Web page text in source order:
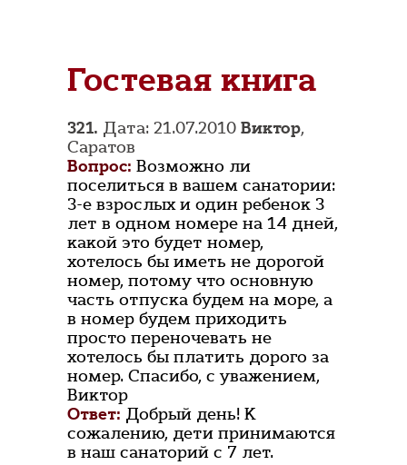
Гостевая книга
321. Дата: 21.07.2010 Виктор,
Саратов
Вопрос: Возможно ли
поселиться в вашем санатории:
3-е взрослых и один ребенок 3
лет в одном номере на 14 дней,
какой это будет номер,
хотелось бы иметь не дорогой
номер, потому что основную
часть отпуска будем на море, а
в номер будем приходить
просто переночевать не
хотелось бы платить дорого за
номер. Спасибо, с уважением,
Виктор
Ответ: Добрый день! К
сожалению, дети принимаются
в наш санаторий с 7 лет.